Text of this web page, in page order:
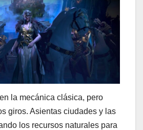
la mecánica clásica, pero
giros. Asientas ciudades y las
los recursos naturales para